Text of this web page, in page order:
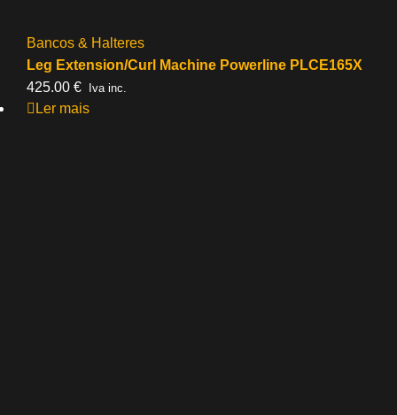
Bancos & Halteres
Leg Extension/Curl Machine Powerline PLCE165X
425.00 € Iva inc.
Ler mais